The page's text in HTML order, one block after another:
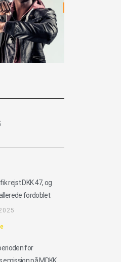
rejst DKK 47, og
fordoblet
for
emission på MDKK